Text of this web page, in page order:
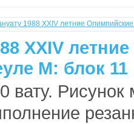
XXIV
М: блок 11
вату. Рисунок